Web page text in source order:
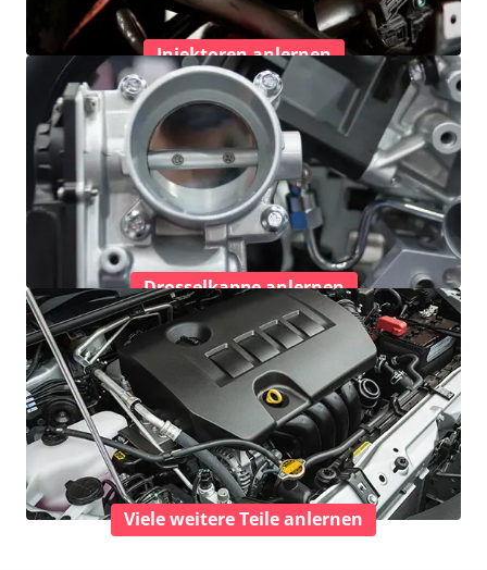
Injektoren anlernen
Drosselkappe anlernen
Viele weitere Teile anlernen